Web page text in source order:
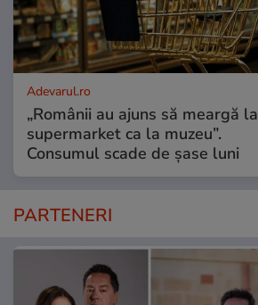
Adevarul.ro
„Românii au ajuns să meargă la
supermarket ca la muzeu”.
Consumul scade de șase luni
PARTENERI